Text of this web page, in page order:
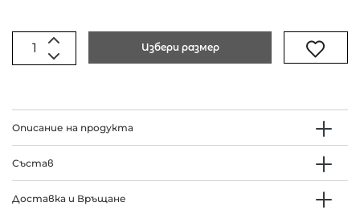
Избери размер
Описание на продукта
Състав
Доставка и Връщане